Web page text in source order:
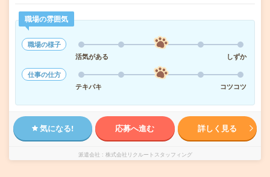
職場の雰囲気
職場の様子
活気がある
しずか
仕事の仕方
テキパキ
コツコツ
気になる! 応募へ進む 詳しく見る
派遣会社 株式会社リクルートスタッフィング